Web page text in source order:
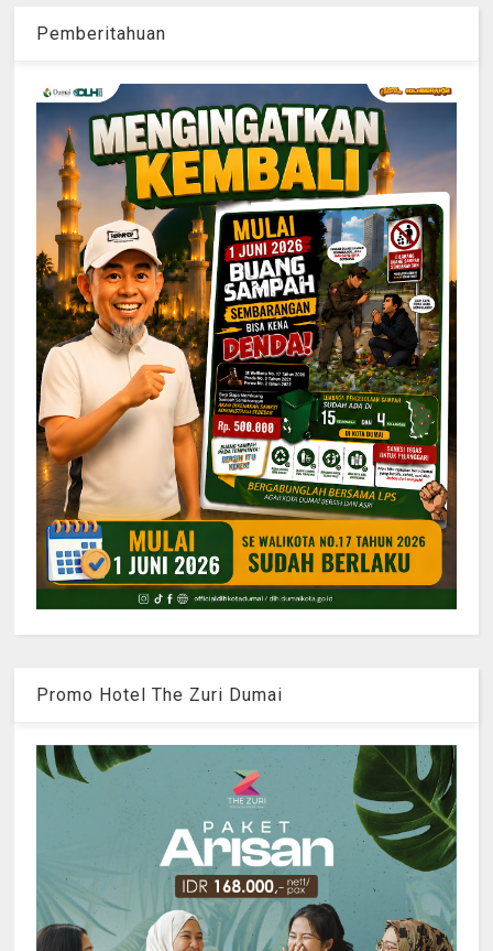
Pemberitahuan
Promo Hotel The Zuri Dumai